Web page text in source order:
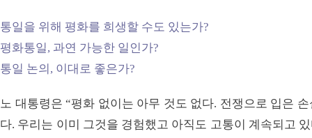
통일을 위해 평화를 희생할 수도 있는가?
평화통일, 과연 가능한 일인가?
통일 논의, 이대로 좋은가?
노 대통령은 “평화 없이는 아무 것도 없다. 전쟁으로 입은
다. 우리는 이미 그것을 경험했고 아직도 고통이 계속되고